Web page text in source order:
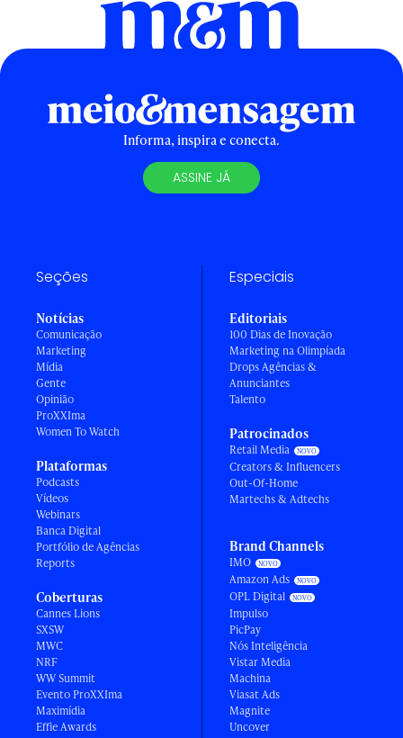
Informa, inspira e conecta.
ASSINE JÁ
Seções
Notícias
Comunicação
Marketing
Mídia
Gente
Opinião
ProXXIma
Women To Watch
Plataformas
Podcasts
Vídeos
Webinars
Banca Digital
Portfólio de Agências
Reports
Coberturas
Cannes Lions
SXSW
MWC
NRF
WW Summit
Evento ProXXIma
Maximídia
Effie Awards
Especiais
Editoriais
100 Dias de Inovação
Marketing na Olimpíada
Drops Agências &
Anunciantes
Talento
Patrocinados
Retail Media
Creators & Influencers
Out-Of-Home
Martechs & Adtechs
Brand Channels
IMO
Amazon Ads
OPL Digital
Impulso
PicPay
Nós Inteligência
Vistar Media
Machina
Viasat Ads
Magnite
Uncover